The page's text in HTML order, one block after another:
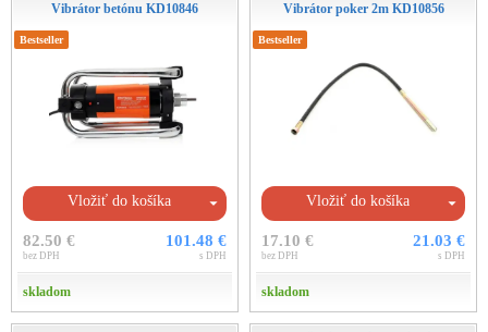
Vibrátor betónu KD10846
Bestseller
Vložiť do košíka
82.50 €
bez DPH
101.48 €
s DPH
skladom
Vibrátor poker 2m KD10856
Bestseller
Vložiť do košíka
17.10 €
bez DPH
21.03 €
s DPH
skladom